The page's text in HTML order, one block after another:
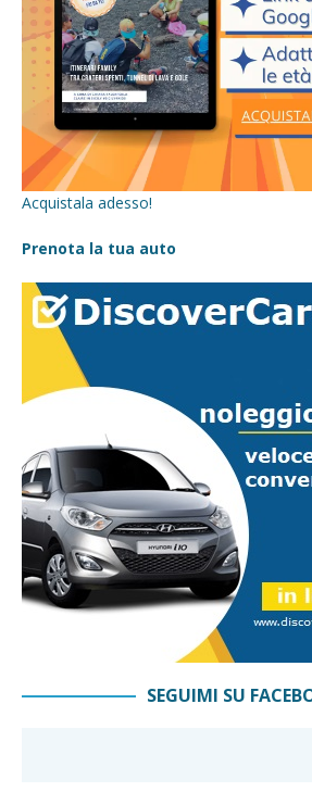
Acquistala adesso!
Prenota la tua auto
SEGUIMI SU